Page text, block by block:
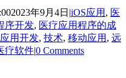
2023年9月4日 |iOS应用 , 医
序开发, 医疗应用程序的成
应用开发, 技术, 移动应用 , 远
疗软件|0 Comments